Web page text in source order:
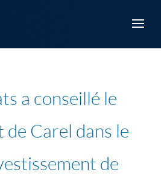
a conseillé le
de Carel dans le
de